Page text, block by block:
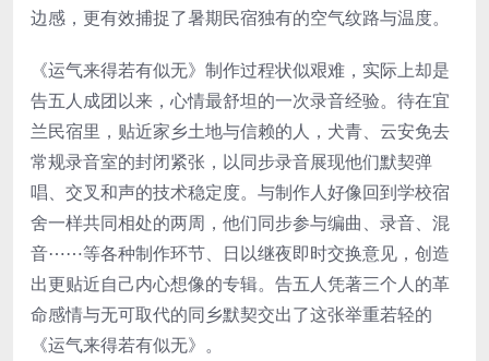
边感，更有效捕捉了暑期民宿独有的空气纹路与温度。
《运气来得若有似无》制作过程状似艰难，实际上却是
告五人成团以来，心情最舒坦的一次录音经验。待在宜
兰民宿里，贴近家乡土地与信赖的人，犬青、云安免去
常规录音室的封闭紧张，以同步录音展现他们默契弹
唱、交叉和声的技术稳定度。与制作人好像回到学校宿
舍一样共同相处的两周，他们同步参与编曲、录音、混
音⋯⋯等各种制作环节、日以继夜即时交换意见，创造
出更贴近自己内心想像的专辑。告五人凭著三个人的革
命感情与无可取代的同乡默契交出了这张举重若轻的
《运气来得若有似无》。